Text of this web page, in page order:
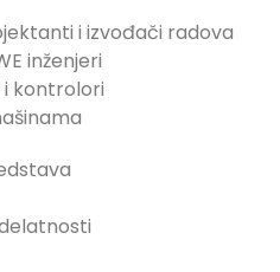
i izvođači radova
inženjeri
kontrolori